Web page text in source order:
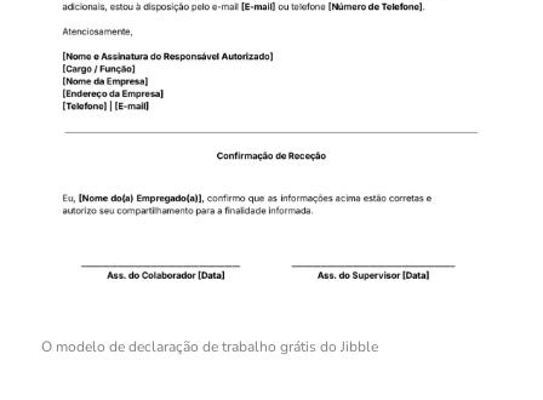
O modelo de declaração de trabalho grátis do Jibble